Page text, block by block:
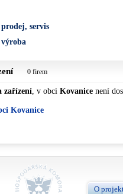
servis
0 firem
zařízení, v obci Kovanice není
Kovanice
O